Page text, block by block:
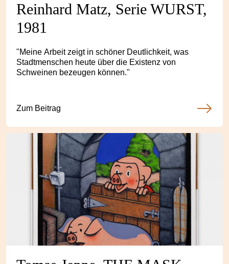
Reinhard Matz, Serie WURST,
1981
"Meine Arbeit zeigt in schöner Deutlichkeit, was
Stadtmenschen heute über die Existenz von
Schweinen bezeugen können."
Zum Beitrag